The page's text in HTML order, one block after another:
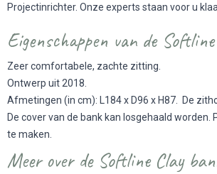
Projectinrichter. Onze experts staan voor u
Eigenschappen van de
Zeer comfortabele, zachte zitting.
Ontwerp uit 2018.
Afmetingen (in cm): L184 x D96 x H87. De
De cover van de bank kan losgehaald worden.
te maken.
Meer over de Softline Clay